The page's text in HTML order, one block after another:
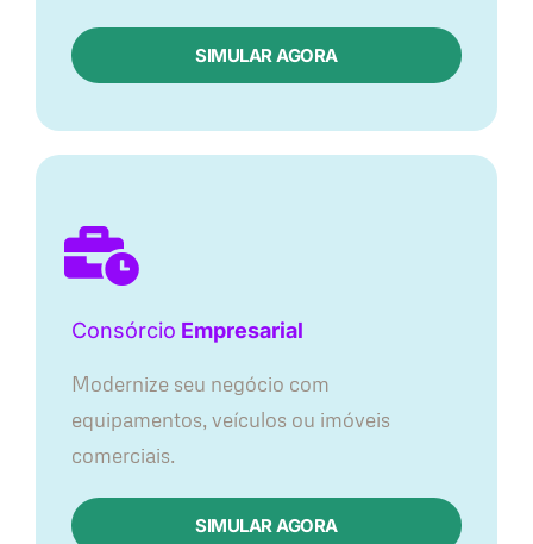
SIMULAR AGORA
Consórcio Empresarial
Modernize seu negócio com
equipamentos, veículos ou imóveis
comerciais.
SIMULAR AGORA